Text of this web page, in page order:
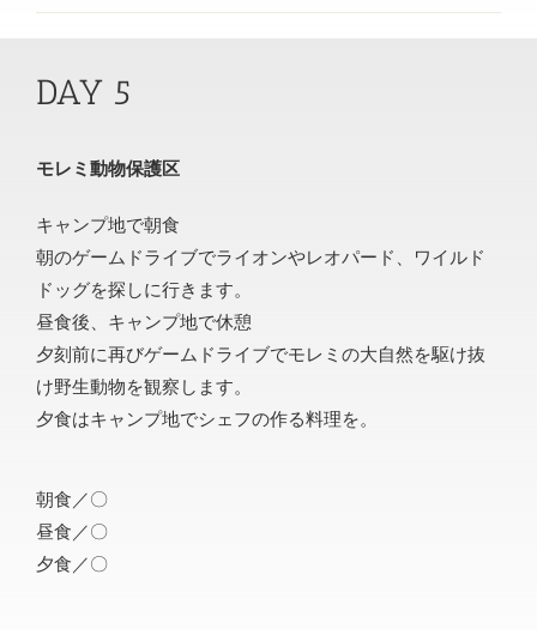
DAY 5
モレミ動物保護区
キャンプ地で朝食
朝のゲームドライブでライオンやレオパード、ワイルド
ドッグを探しに行きます。
昼食後、キャンプ地で休憩
夕刻前に再びゲームドライブでモレミの大自然を駆け抜
け野生動物を観察します。
夕食はキャンプ地でシェフの作る料理を。
朝食／〇
昼食／〇
夕食／〇